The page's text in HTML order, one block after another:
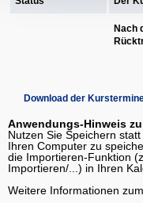
Nach
Download der
Anwendungs-Hinweis
Nutzen Sie Speichern
Ihren Computer zu
die Importieren-Funktion
Importieren/...) in Ihren
Weitere Informationen